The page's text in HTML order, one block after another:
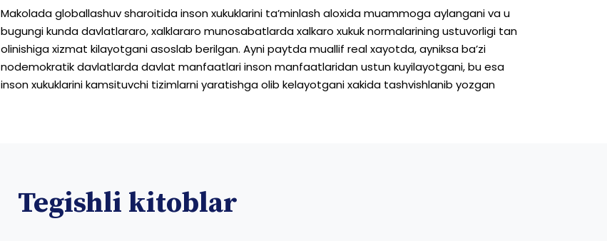
Makoladagloballashuvsharoitidainsonxukuklarini ta’minlashaloxidamuammogaaylanganivau
bugungikundadavlatlararo,xalklararo munosabatlardaxalkaro xukuknormalariningustuvorligi tan
olinishigaxizmat kilayotganiasoslab berilgan. Aynipaytdamuallif realxayotda,ayniksaba’zi
nodemokratikdavlatlardadavlat manfaatlariinsonmanfaatlaridanustunkuyilayotgani,buesa
insonxukuklarinikamsituvchi tizimlarniyaratishgaolib kelayotganixakida tashvishlanib yozgan
Tegishli kitoblar